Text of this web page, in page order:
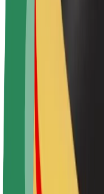
Vairuotojai
Vairuotojo
Kurjeriai
Kurjerio
„Bolt
Automobilių
Franšizės
Apie mus
Karjera